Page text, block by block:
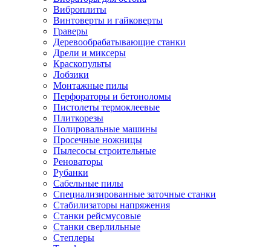
Виброплиты
Винтоверты и гайковерты
Граверы
Деревообрабатывающие станки
Дрели и миксеры
Краскопульты
Лобзики
Монтажные пилы
Перфораторы и бетоноломы
Пистолеты термоклеевые
Плиткорезы
Полировальные машины
Просечные ножницы
Пылесосы строительные
Реноваторы
Рубанки
Сабельные пилы
Специализированные заточные станки
Стабилизаторы напряжения
Станки рейсмусовые
Станки сверлильные
Степлеры